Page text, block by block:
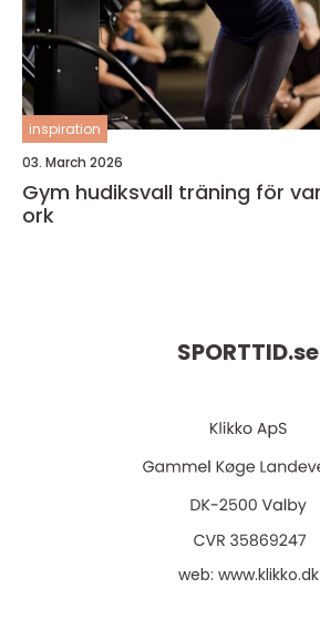
inspiration
03. March 2026
Gym hudiksvall träning för vardag, hälsa och
ork
SPORTTID.se
web: www.klikko.dk